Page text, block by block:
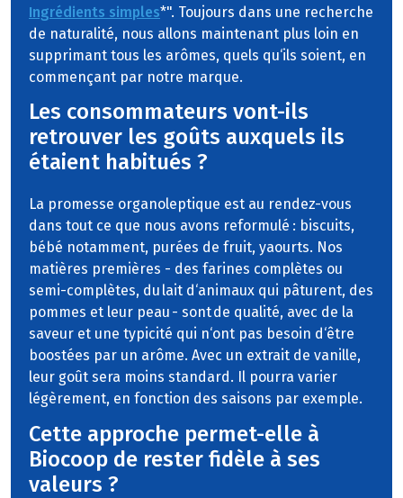
Ingrédients simples*". Toujours dans une recherche
de naturalité, nous allons maintenant plus loin en
supprimant tous les arômes, quels qu‘ils soient, en
commençant par notre marque.
Les consommateurs vont-ils
retrouver les goûts auxquels ils
étaient habitués ?
La promesse organoleptique est au rendez-vous
dans tout ce que nous avons reformulé : biscuits,
bébé notamment, purées de fruit, yaourts. Nos
matières premières - des farines complètes ou
semi-complètes, du lait d‘animaux qui pâturent, des
pommes et leur peau - sont de qualité, avec de la
saveur et une typicité qui n‘ont pas besoin d‘être
boostées par un arôme. Avec un extrait de vanille,
leur goût sera moins standard. Il pourra varier
légèrement, en fonction des saisons par exemple.
Cette approche permet-elle à
Biocoop de rester fidèle à ses
valeurs ?